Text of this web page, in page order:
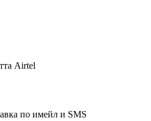
Airtel
по имейл и SMS